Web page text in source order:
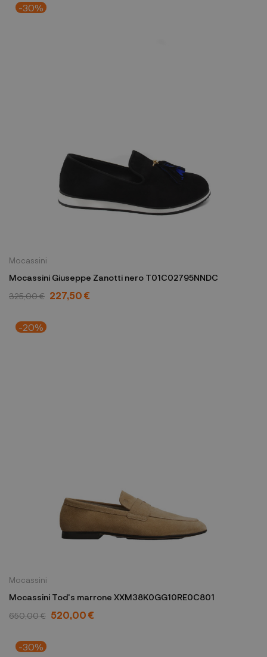
-30%
Mocassini
Mocassini Giuseppe Zanotti nero T01C02795NNDC
325,00 € 227,50 €
-20%
Mocassini
Mocassini Tod's marrone XXM38K0GG10RE0C801
650,00 € 520,00 €
-30%